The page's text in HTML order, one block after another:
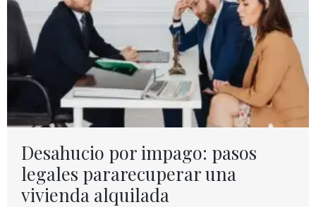
Desahucio por impago: pasos
legales pararecuperar una
vivienda alquilada